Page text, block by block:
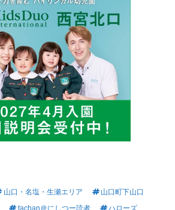
山口・名塩・生瀬エリア
山口町下山口
tachan＠にしつー読者
ハローズ